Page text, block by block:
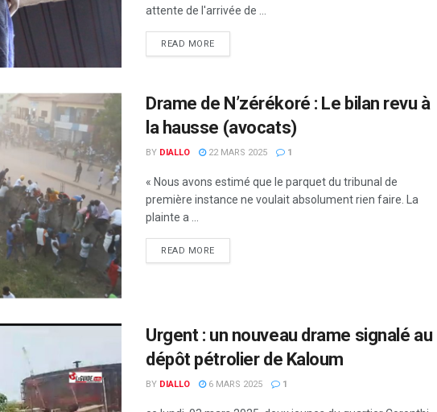
attente de l'arrivée de ...
READ MORE
Drame de N’zérékoré : Le bilan revu à
la hausse (avocats)
BY DIALLO 22 MARS 2025 1
« Nous avons estimé que le parquet du tribunal de
première instance ne voulait absolument rien faire. La
plainte a ...
READ MORE
Urgent : un nouveau drame signalé au
dépôt pétrolier de Kaloum
BY DIALLO 6 MARS 2025 1